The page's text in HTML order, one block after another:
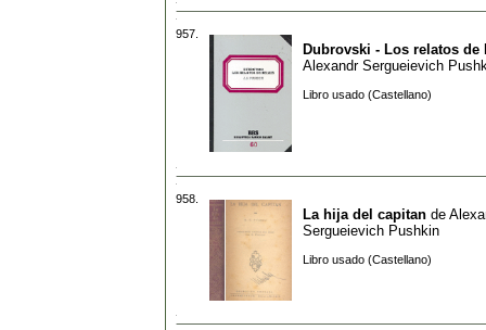
957.
Dubrovski - Los relatos de
Alexandr Sergueievich
Libro usado (Castellano)
958.
La hija del capitan de
Sergueievich Pushkin
Libro usado (Castellano)